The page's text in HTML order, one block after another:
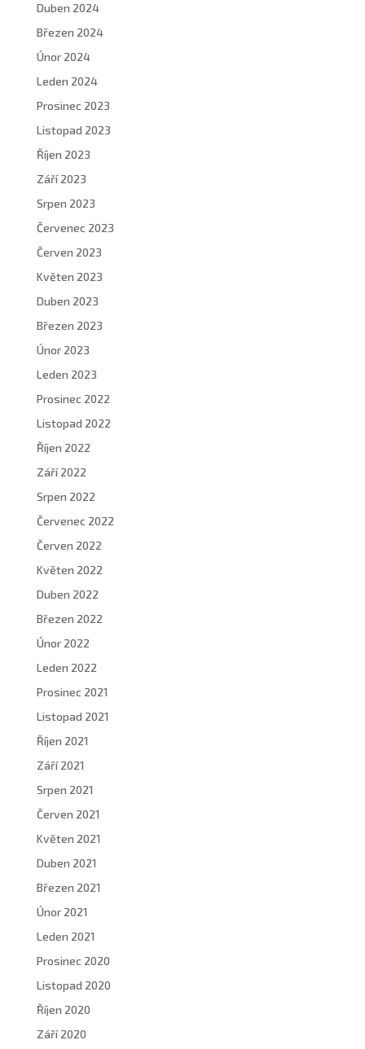
Duben 2024
Březen 2024
Únor 2024
Leden 2024
Prosinec 2023
Listopad 2023
Říjen 2023
Září 2023
Srpen 2023
Červenec 2023
Červen 2023
Květen 2023
Duben 2023
Březen 2023
Únor 2023
Leden 2023
Prosinec 2022
Listopad 2022
Říjen 2022
Září 2022
Srpen 2022
Červenec 2022
Červen 2022
Květen 2022
Duben 2022
Březen 2022
Únor 2022
Leden 2022
Prosinec 2021
Listopad 2021
Říjen 2021
Září 2021
Srpen 2021
Červen 2021
Květen 2021
Duben 2021
Březen 2021
Únor 2021
Leden 2021
Prosinec 2020
Listopad 2020
Říjen 2020
Září 2020